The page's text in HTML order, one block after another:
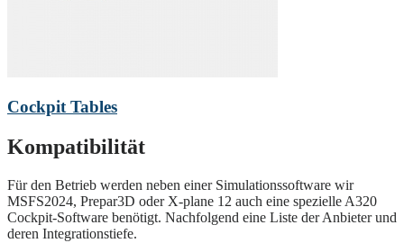
Cockpit Tables
Kompatibilität
Für den Betrieb werden neben einer Simulationssoftware wir
MSFS2024, Prepar3D oder X-plane 12 auch eine spezielle A320
Cockpit-Software benötigt. Nachfolgend eine Liste der Anbieter und
deren Integrationstiefe.